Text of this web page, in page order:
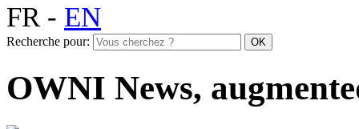
FR- EN
Recherche pour:
OWNI News,